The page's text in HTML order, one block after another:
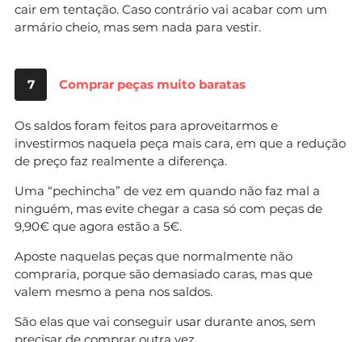
cair em tentação. Caso contrário vai acabar com um
armário cheio, mas sem nada para vestir.
7 Comprar peças muito baratas
Os saldos foram feitos para aproveitarmos e
investirmos naquela peça mais cara, em que a redução
de preço faz realmente a diferença.
Uma “pechincha” de vez em quando não faz mal a
ninguém, mas evite chegar a casa só com peças de
9,90€ que agora estão a 5€.
Aposte naquelas peças que normalmente não
compraria, porque são demasiado caras, mas que
valem mesmo a pena nos saldos.
São elas que vai conseguir usar durante anos, sem
precisar de comprar outra vez.